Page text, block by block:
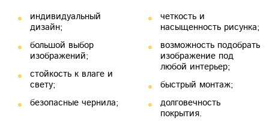
индивидуальный
дизайн;
большой выбор
изображений;
стойкость к влаге и
свету;
безопасные чернила;
четкость и
насыщенность рисунка;
возможность подобрать
изображение под
любой интерьер;
быстрый монтаж;
долговечность
покрытия.